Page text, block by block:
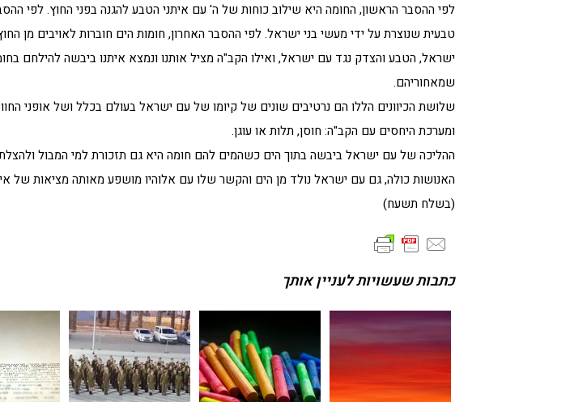
לפי ההסבר הראשון, החומה היא שילוב כוחות של ה' עם איתני הטבע להגנה בפני החוץ. לפי
טבעית שנוצרת על ידי מעשי בני ישראל. לפי ההסבר האחרון, חומות הים חוברות לאויבים מן
ישראל, הטבע והצדק נגד עם ישראל, ואילו הקב"ה מציל אותנו ונמצא איתנו ביבשה להילחם
שמאחוריהם.
שלושת הכיוונים הללו הם נרטיבים שונים של קיומו של עם ישראל בעולם בכלל ושל אופני
ומערכת היחסים עם הקב"ה: חוסן, תלות או עוגן.
ההליכה של עם ישראל ביבשה בתוך הים כשהמים להם חומה היא גם תזכורת למי המבול
האנושות כולה, גם עם ישראל נולד מן הים והקשר שלו עם אלוהיו מושפע מאותה מציאות של
(בשלח תשעח)
כתבות שעשויות לעניין אותך